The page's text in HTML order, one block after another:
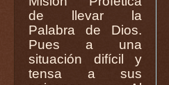
de llevar la
Palabra de Dios.
Pues a una
situación difícil y
tensa a sus